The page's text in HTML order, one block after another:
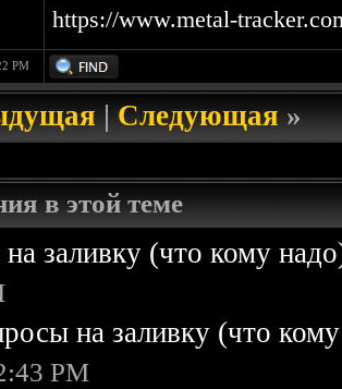
https://www.metal-
PM
|Следующая»
в этой теме
заливку (что кому
на заливку (что
PM